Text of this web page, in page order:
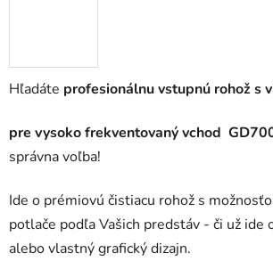
Hľadáte profesionálnu vstupnú rohožs
pre vysoko frekventovaný vchod
správna voľba!
Ide o prémiovú čistiacu rohož s
potlače podľa Vašich predstáv - či už ide
alebo vlastný grafický dizajn.